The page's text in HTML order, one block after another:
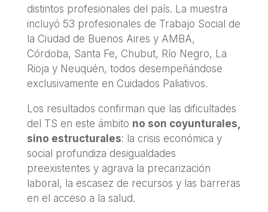
distintos profesionales del país. La muestra
incluyó 53 profesionales de Trabajo Social de
la Ciudad de Buenos Aires y AMBA,
Córdoba, Santa Fe, Chubut, Río Negro, La
Rioja y Neuquén, todos desempeñándose
exclusivamente en Cuidados Paliativos.
Los resultados confirman que las dificultades
del TS en este ámbito no son coyunturales,
sino estructurales: la crisis económica y
social profundiza desigualdades
preexistentes y agrava la precarización
laboral, la escasez de recursos y las barreras
en el acceso a la salud.